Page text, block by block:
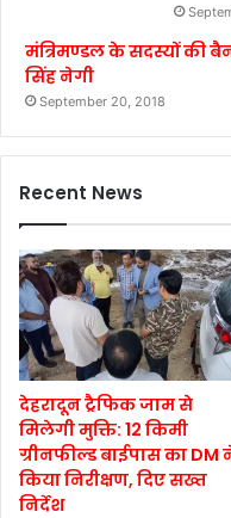
मंत्रिमण्डल के सदस्यों की
सिंह नेगी
September 20, 2018
Recent News
देहरादून ट्रैफिक जाम से
मिलेगी मुक्ति: 12 किमी
ग्रीनफील्ड बाईपास का DM
किया निरीक्षण, दिए सख्त
निर्देश